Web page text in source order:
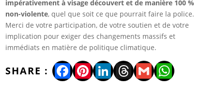
impérativement à visage découvert et de manière 100 %
non-violente, quel que soit ce que pourrait faire la police.
Merci de votre participation, de votre soutien et de votre
implication pour exiger des changements massifs et
immédiats en matière de politique climatique.
Facebook
Pinterest
LinkedIn
Threads
Gmail